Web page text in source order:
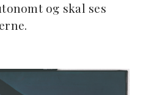
og skal ses